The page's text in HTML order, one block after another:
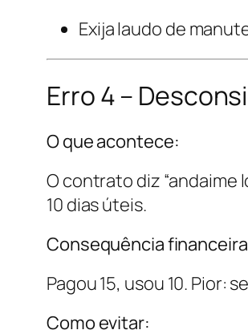
Exija laudo de
Erro 4 –
O que acontece:
O contrato diz “andaime
10 dias úteis.
Consequência
Pagou 15, usou 10. Pior:
Como evitar: